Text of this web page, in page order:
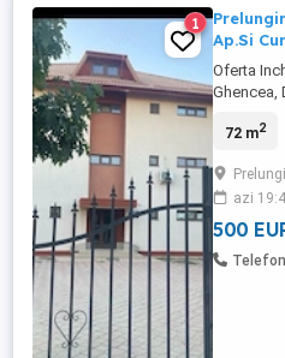
1
Ap.Si
Oferta
Ghencea,
mobilat
moderne,
de 120
72 m2
azi
500